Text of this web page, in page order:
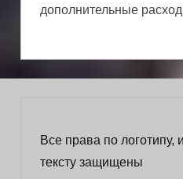
дополнительные
Все права по логотипу,
тексту защищены